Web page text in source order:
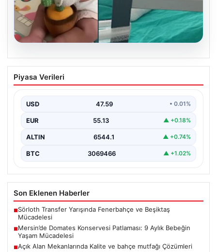
Mersin’de Domates Konservesi
Patlaması: 9 Aylık Bebeğin Yaşam
Mersin’de yaşanan korkutucu bir olay, bir bebeğin
Piyasa Verileri
USD 47.59 • 0.01%
EUR 55.13 ▲ +0.18%
ALTIN 6544.1 ▲ +0.74%
BTC 3069466 ▲ +1.02%
Son Eklenen Haberler
■Sörloth Transfer Yarışında Fenerbahçe ve Beşiktaş
Mücadelesi
■Mersin’de Domates Konservesi Patlaması: 9 Aylık Bebeğin
Yaşam Mücadelesi
■Açık Alan Mekanlarında Kalite ve bahçe mutfağı Çözümleri